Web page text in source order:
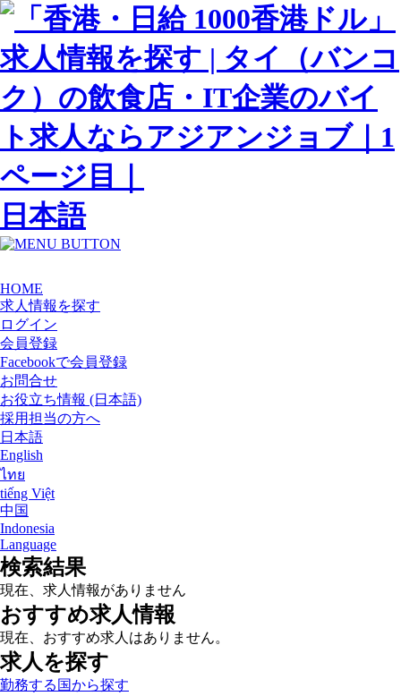
日本語
HOME
求人情報を探す
ログイン
会員登録
Facebookで会員登録
お問合せ
お役立ち情報 (日本語)
採用担当の方へ
日本語
English
ไทย
tiếng Việt
中国
Indonesia
Language
検索結果
現在、求人情報がありません
おすすめ求人情報
現在、おすすめ求人はありません。
求人を探す
勤務する国から探す